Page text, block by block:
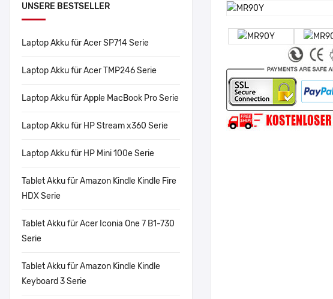
UNSERE BESTSELLER
Laptop Akku für Acer SP714 Serie
Laptop Akku für Acer TMP246 Serie
Laptop Akku für Apple MacBook Pro Serie
Laptop Akku für HP Stream x360 Serie
Laptop Akku für HP Mini 100e Serie
Tablet Akku für Amazon Kindle Kindle Fire
HDX Serie
Tablet Akku für Acer Iconia One 7 B1-730
Serie
Tablet Akku für Amazon Kindle Kindle
Keyboard 3 Serie